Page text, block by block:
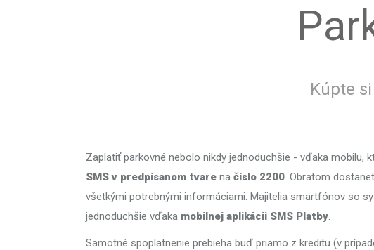
Kúpte
Zaplatiť parkovné nebolo nikdy jednoduchšie - vďaka mobilu,
SMS v predpísanom tvare na číslo 2200. Obratom
všetkými potrebnými informáciami. Majitelia smartfónov so
jednoduchšie vďaka mobilnej aplikácii SMS Platby.
Samotné spoplatnenie prebieha buď priamo z kreditu (v